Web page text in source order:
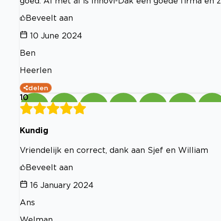
Beveelt aan
10 June 2024
Ben
Heerlen
delen
10
Kundig
Vriendelijk en correct, dank aan Sjef en William
Beveelt aan
16 January 2024
Ans